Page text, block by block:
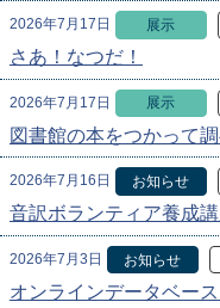
2026年7月17日 展示
さあ！なつだ！
2026年7月17日 展示
図書館の本をつかって調
2026年7月16日 お知らせ
音訳ボランティア養成
2026年7月3日 お知らせ
オンラインデータベー